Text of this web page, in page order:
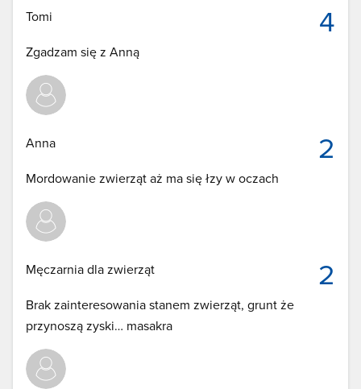
4
Tomi
Zgadzam się z Anną
2
Anna
Mordowanie zwierząt aż ma się łzy w oczach
2
Męczarnia dla zwierząt
Brak zainteresowania stanem zwierząt, grunt że
przynoszą zyski… masakra